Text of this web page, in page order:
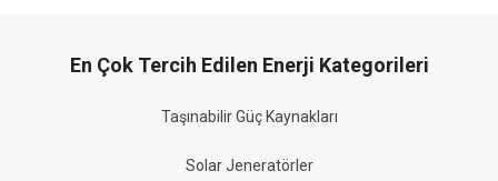
En Çok Tercih Edilen Enerji Kategorileri
Taşınabilir Güç Kaynakları
Solar Jeneratörler